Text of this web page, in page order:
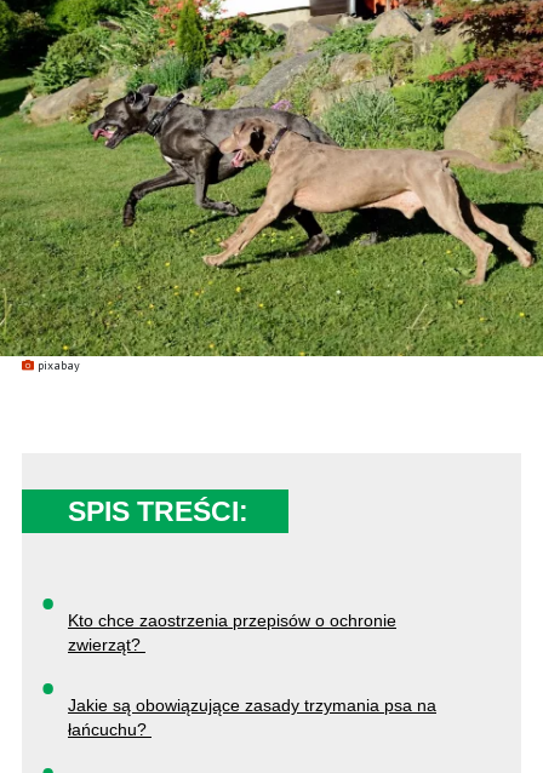
pixabay
SPIS TREŚCI:
Kto chce zaostrzenia przepisów o ochronie
zwierząt?
Jakie są obowiązujące zasady trzymania psa na
łańcuchu?